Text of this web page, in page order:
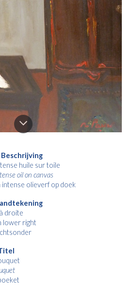
huile sur toile
oil on canvas
intense olieverf op doek
droite
lower right